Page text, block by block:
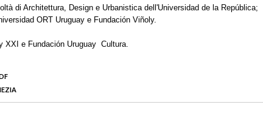
di Architettura, Design e Urbanistica dell'Universidad de la República;
ORT Uruguay e Fundación Viñoly.
XXI e Fundación Uruguay Cultura.